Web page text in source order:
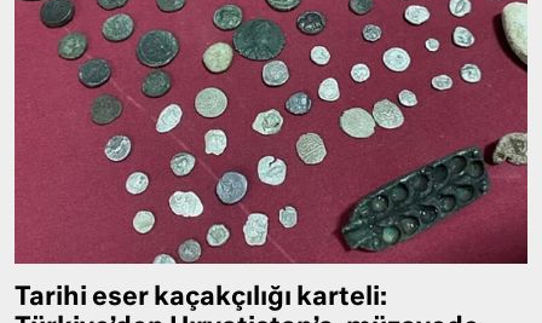
Tarihi eser kaçakçılığı karteli: